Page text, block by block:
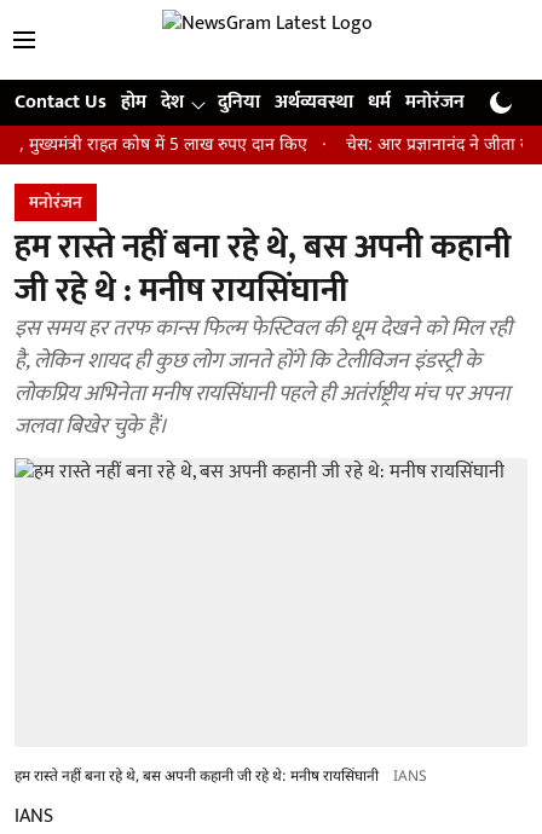
Contact Us होम देश दुनिया अर्थव्यवस्था धर्म मनोरंजन खेल
राहत कोष में 5 लाख रुपए दान किए चेस: आर प्रज्ञानानंद ने जीता सेंट लुइस
मनोरंजन
हम रास्ते नहीं बना रहे थे, बस अपनी कहानी
जी रहे थे : मनीष रायसिंघानी
इस समय हर तरफ कान्स फिल्म फेस्टिवल की धूम देखने को मिल रही
है, लेकिन शायद ही कुछ लोग जानते होंगे कि टेलीविजन इंडस्ट्री के
लोकप्रिय अभिनेता मनीष रायसिंघानी पहले ही अतंर्राष्ट्रीय मंच पर अपना
जलवा बिखेर चुके हैं।
हम रास्ते नहीं बना रहे थे, बस अपनी कहानी जी रहे थे: मनीष रायसिंघानी IANS
IANS